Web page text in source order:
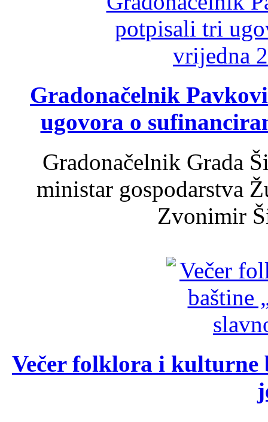
Gradonačelnik
ugovora o
Gradonačelnik Grada
ministar gospodarstva
Zvonimir
Večer folklora i kulturne